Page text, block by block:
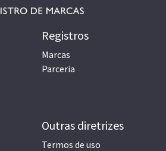
Registros
Marcas
Parceria
Outras diretrizes
Termos de uso